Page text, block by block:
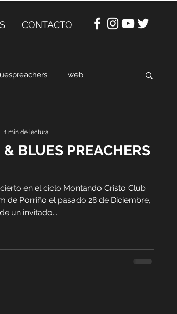
CONTACTO
web
& BLUES PREACHERS
en el ciclo Montando Cristo Club
de Porriño el pasado 28 de Diciembre,
un invitado...
1 min de lectura